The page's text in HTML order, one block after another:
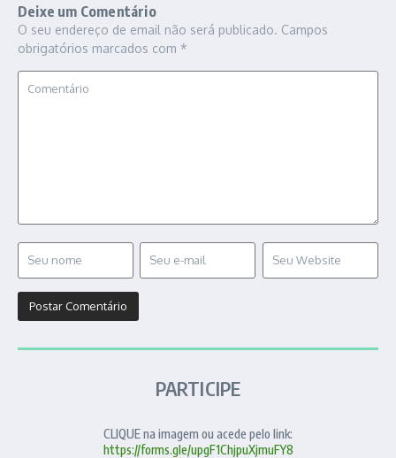
Deixe um Comentário
O seu endereço de email não será publicado. Campos
obrigatórios marcados com *
PARTICIPE
CLIQUE na imagem ou acede pelo link:
https://forms.gle/upgF1ChjpuXjmuFY8